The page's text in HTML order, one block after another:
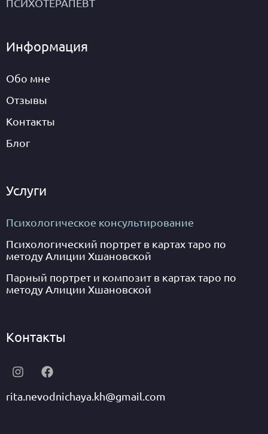
Информация
Обо мне
Отзывы
Контакты
Блог
Услуги
Психологическое консультирование
Психологический портрет в картах таро по
методу Алиции Хшановской
Парный портрет и композит в картах таро по
методу Алиции Хшановской
Контакты
rita.nevodnichaya.kh@gmail.com